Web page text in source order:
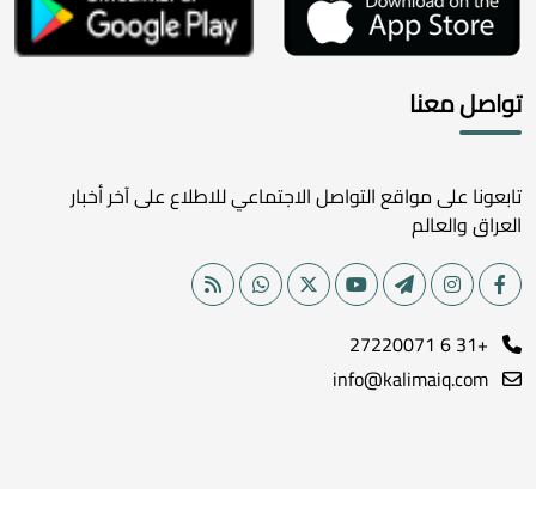
تواصل معنا
تابعونا على مواقع التواصل الاجتماعي للاطلاع على آخر أخبار
العراق والعالم
+31 6 27220071
info@kalimaiq.com